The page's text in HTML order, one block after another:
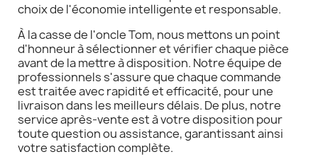
choix de l'économie intelligente et responsable.
À la casse de l'oncle Tom, nous mettons un point
d'honneur à sélectionner et vérifier chaque pièce
avant de la mettre à disposition. Notre équipe de
professionnels s'assure que chaque commande
est traitée avec rapidité et efficacité, pour une
livraison dans les meilleurs délais. De plus, notre
service après-vente est à votre disposition pour
toute question ou assistance, garantissant ainsi
votre satisfaction complète.